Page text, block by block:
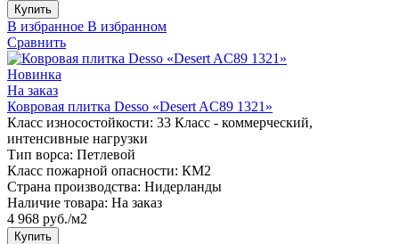
Купить
В избранное В избранном
Сравнить
Новинка
На заказ
Ковровая плитка Desso «Desert AC89 1321»
Класс износостойкости: 33 Класс - коммерческий,
интенсивные нагрузки
Тип ворса: Петлевой
Класс пожарной опасности: КМ2
Страна производства: Нидерланды
Наличие товара: На заказ
4 968 руб./м2
Купить